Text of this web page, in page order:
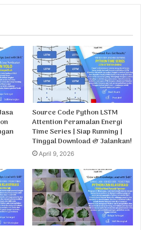
Source Code Python LSTM
Attention Peramalan Energi
Time Series | Siap Running |
Tinggal Download & Jalankan!
April 9, 2026